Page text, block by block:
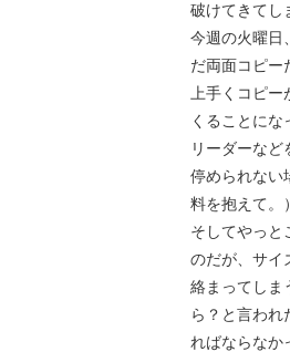
破けてきてし
今週の火曜日
だ両面コピー
上手くコピ
くることに
リーダーな
停められない
料を抱えて。）
そしてやっと
のだが、サイ
絡まってしま
ら？と言われ
ればならなか